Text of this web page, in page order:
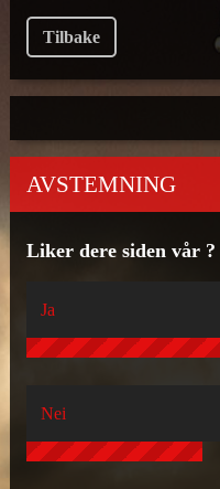
Tilbake
AVSTEMNING
Liker dere siden vår ?
Ja
Nei